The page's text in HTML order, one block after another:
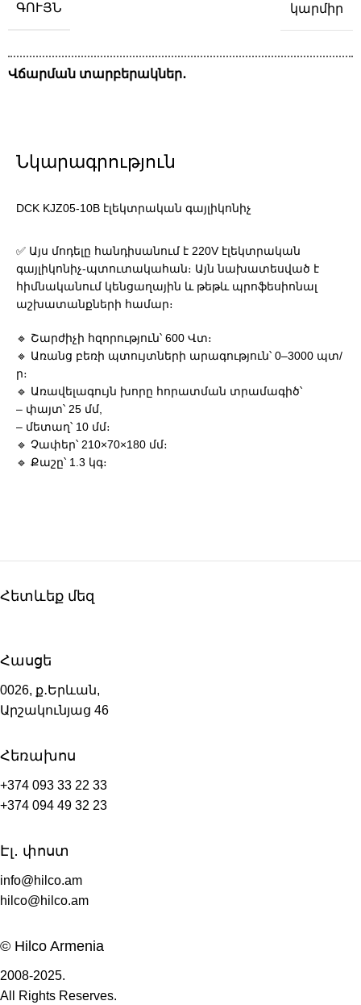
ԳՈՒՅՆ կարմիր
Վճարման տարբերակներ․
Նկարագրություն
DCK KJZ05-10B էլեկտրական գայլիկոնիչ
✅ Այս մոդելը հանդիսանում է 220V էլեկտրական
գայլիկոնիչ-պտուտակահան։ Այն նախատեսված է
հիմնականում կենցաղային և թեթև պրոֆեսիոնալ
աշխատանքների համար։
🔹 Շարժիչի հզորություն՝ 600 Վտ։
🔹 Առանց բեռի պտույտների արագություն՝ 0–3000 պտ/
ր։
🔹 Առավելագույն խորը հորատման տրամագիծ՝
– փայտ՝ 25 մմ,
– մետաղ՝ 10 մմ։
🔹 Չափեր՝ 210×70×180 մմ։
🔹 Քաշը՝ 1.3 կգ։
Հետևեք մեզ
Հասցե
0026, ք․Երևան,
Արշակունյաց 46
Հեռախոս
+374 093 33 22 33
+374 094 49 32 23
Էլ․ փոստ
info@hilco.am
hilco@hilco.am
© Hilco Armenia
2008-2025.
All Rights Reserves.